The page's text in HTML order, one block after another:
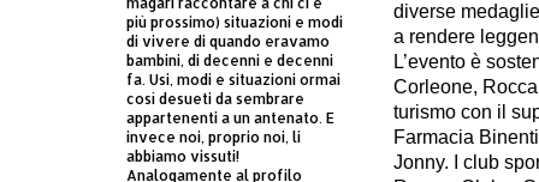
diverse
a rendere
L’evento è
Corleone,
turismo con il
Farmacia
Jonny. I club
più prossimo) situazioni e modi
di vivere di quando eravamo
bambini, di decenni e decenni
fa. Usi, modi e situazioni ormai
così desueti da sembrare
appartenenti a un antenato. E
invece noi, proprio noi, li
abbiamo vissuti!
Analogamente al profilo